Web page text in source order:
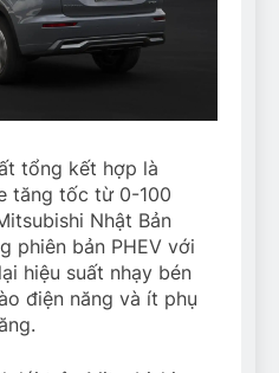
tổng kết hợp là
tăng tốc từ 0-100
Nhật Bản
phiên bản PHEV với
hiệu suất nhạy bén
điện năng và ít phụ